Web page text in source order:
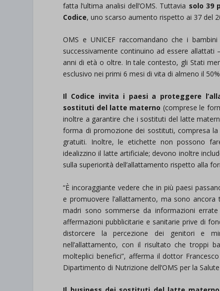
fatta l’ultima analisi dell’OMS. Tuttavia solo 39
Codice, uno scarso aumento rispetto ai 37 del
OMS e UNICEF raccomandano che i
successivamente continuino ad essere
anni di età o oltre. In tale contesto, gli Stati
esclusivo nei primi 6 mesi di vita di almeno il
Il Codice invita i paesi a proteggere
sostituti del latte materno (comprese le
inoltre a garantire che i sostituti del latte
forma di promozione dei sostituti, compresa
gratuiti. Inoltre, le etichette non possono
idealizzino il latte artificiale; devono inoltre
sulla superiorità dell’allattamento rispetto alla
“È incoraggiante vedere che in più paesi
e promuovere l’allattamento, ma sono
madri sono sommerse da informazioni
affermazioni pubblicitarie e sanitarie prive di
distorcere la percezione dei genitori e
nell’allattamento, con il risultato che troppi
molteplici benefici”, afferma il dottor
Dipartimento di Nutrizione dell’OMS per la